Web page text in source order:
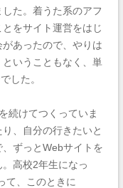
た。着うた系のアフ
をサイト運営をはじ
あったので、やりは
いうこともなく、単
した。
続けてつくっていま
、自分の行きたいと
ずっとWebサイトを
高校2年生になっ
て、このときに